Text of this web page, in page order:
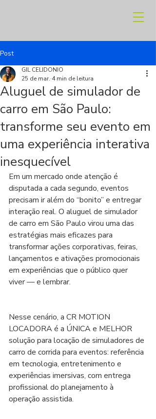
Post
Aluguel de simulador de
carro em São Paulo:
transforme seu evento em
uma experiência interativa
inesquecível
GIL CELIDONIO
25 de mar. 4 min de leitura
Em um mercado onde atenção é
disputada a cada segundo, eventos
precisam ir além do “bonito” e entregar
interação real. O aluguel de simulador
de carro em São Paulo virou uma das
estratégias mais eficazes para
transformar ações corporativas, feiras,
lançamentos e ativações promocionais
em experiências que o público quer
viver — e lembrar.
Nesse cenário, a CR MOTION
LOCADORA é a ÚNICA e MELHOR
solução para locação de simuladores de
carro de corrida para eventos: referência
em tecnologia, entretenimento e
experiências imersivas, com entrega
profissional do planejamento à
operação assistida.